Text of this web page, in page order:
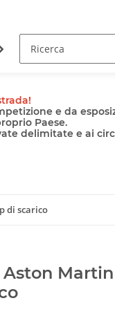
Pompe
e da
Paese.
delimitate e ai
di scarico